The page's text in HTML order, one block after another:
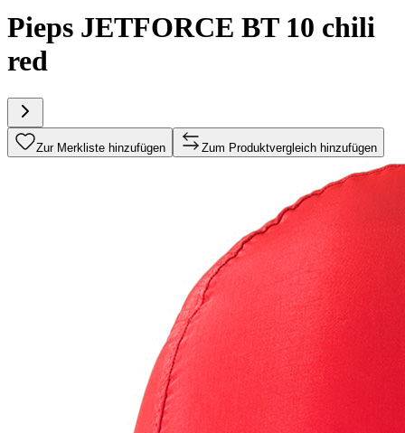
Pieps JETFORCE BT 10 chili
red
Zur Merkliste hinzufügen Zum Produktvergleich hinzufügen